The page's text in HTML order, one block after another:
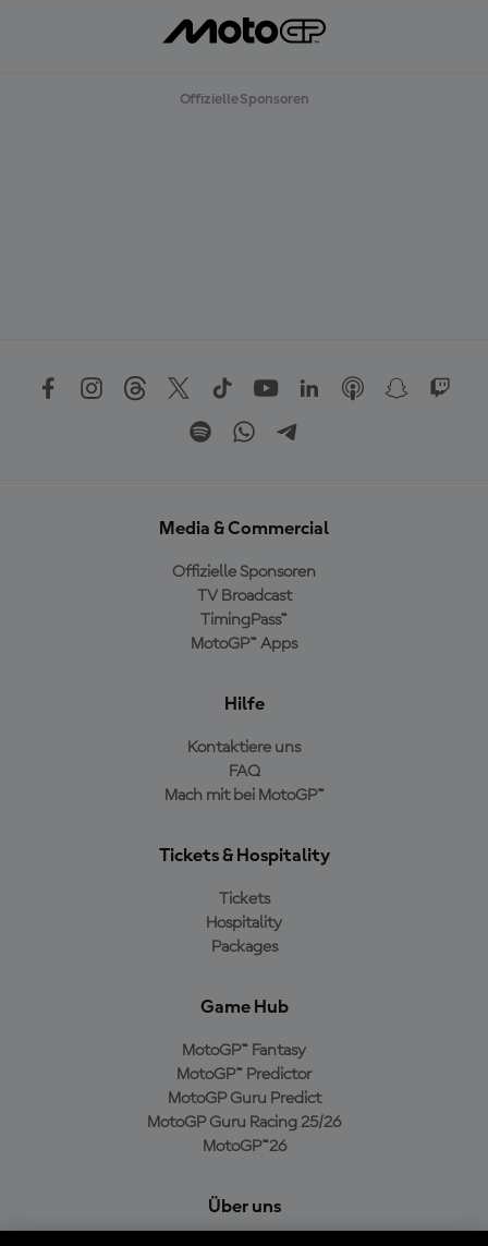
Offizielle Sponsoren
Media & Commercial
Offizielle Sponsoren
TV Broadcast
TimingPass™
MotoGP™ Apps
Hilfe
Kontaktiere uns
FAQ
Mach mit bei MotoGP™
Tickets & Hospitality
Tickets
Hospitality
Packages
Game Hub
MotoGP™ Fantasy
MotoGP™ Predictor
MotoGP Guru Predict
MotoGP Guru Racing 25/26
MotoGP™26
Über uns